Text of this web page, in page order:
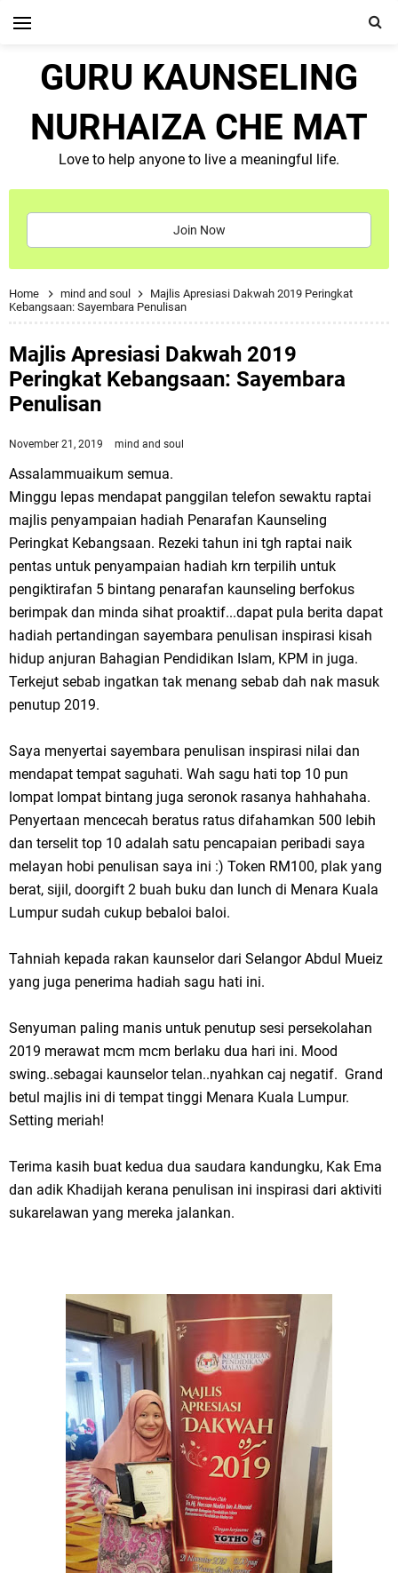
GURU KAUNSELING
NURHAIZA CHE MAT
Love to help anyone to live a meaningful life.
Join Now
Home mind and soul
Majlis Apresiasi Dakwah 2019 Peringkat
Kebangsaan: Sayembara Penulisan
Majlis Apresiasi Dakwah 2019
Peringkat Kebangsaan: Sayembara
Penulisan
November 21, 2019 mind and soul
Assalammuaikum semua.
Minggu lepas mendapat panggilan telefon sewaktu raptai
majlis penyampaian hadiah Penarafan Kaunseling
Peringkat Kebangsaan. Rezeki tahun ini tgh raptai naik
pentas untuk penyampaian hadiah krn terpilih untuk
pengiktirafan 5 bintang penarafan kaunseling berfokus
berimpak dan minda sihat proaktif...dapat pula berita dapat
hadiah pertandingan sayembara penulisan inspirasi kisah
hidup anjuran Bahagian Pendidikan Islam, KPM in juga.
Terkejut sebab ingatkan tak menang sebab dah nak masuk
penutup 2019.
Saya menyertai sayembara penulisan inspirasi nilai dan
mendapat tempat saguhati. Wah sagu hati top 10 pun
lompat lompat bintang juga seronok rasanya hahhahaha.
Penyertaan mencecah beratus ratus difahamkan 500 lebih
dan terselit top 10 adalah satu pencapaian peribadi saya
melayan hobi penulisan saya ini :) Token RM100, plak yang
berat, sijil, doorgift 2 buah buku dan lunch di Menara Kuala
Lumpur sudah cukup bebaloi baloi.
Tahniah kepada rakan kaunselor dari Selangor Abdul Mueiz
yang juga penerima hadiah sagu hati ini.
Senyuman paling manis untuk penutup sesi persekolahan
2019 merawat mcm mcm berlaku dua hari ini. Mood
swing..sebagai kaunselor telan..nyahkan caj negatif. Grand
betul majlis ini di tempat tinggi Menara Kuala Lumpur.
Setting meriah!
Terima kasih buat kedua dua saudara kandungku, Kak Ema
dan adik Khadijah kerana penulisan ini inspirasi dari aktiviti
sukarelawan yang mereka jalankan.